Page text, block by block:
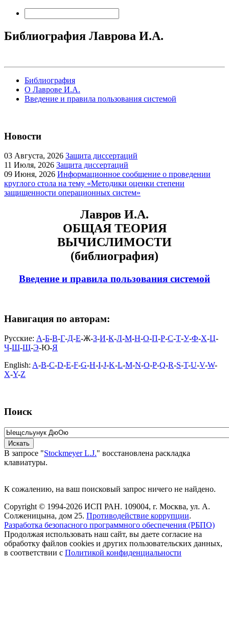
Библиография Лаврова И.А.
Библиография
О Лаврове И.А.
Введение и правила пользования системой
Новости
03 Августа, 2026 Защита диссертаций
11 Июля, 2026 Защита диссертаций
09 Июня, 2026 Информационное сообщение о проведении
круглого стола на тему «Методики оценки степени
защищенности операционных систем»
Лавров И.А.
ОБЩАЯ ТЕОРИЯ
ВЫЧИСЛИМОСТИ
(библиография)
Введение и правила пользования системой
Навигация по авторам:
Русские: А-Б-В-Г-Д-Е-Ж-З-И-К-Л-М-Н-О-П-Р-С-Т-У-Ф-Х-Ц-
Ч-Ш-Щ-Э-Ю-Я
English: A-B-C-D-E-F-G-H-I-J-K-L-M-N-O-P-Q-R-S-T-U-V-W-
X-Y-Z
Поиск
В запросе "Stockmeyer L.J." восстановлена раскладка
клавиатуры.
К сожалению, на ваш поисковый запрос ничего не найдено.
Copyright © 1994-2026 ИСП РАН. 109004, г. Москва, ул. А.
Солженицына, дом 25. Противодействие коррупции.
Разработка безопасного программного обеспечения (РБПО)
Продолжая использовать наш сайт, вы даете согласие на
обработку файлов cookies и других пользовательских данных,
в соответствии с Политикой конфиденциальности